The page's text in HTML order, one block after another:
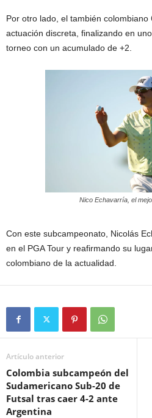
Por otro lado, el también colombiano
actuación discreta, finalizando en
torneo con un acumulado de +2.
Nico Echavarría, el
Con este subcampeonato, Nicolás
en el PGA Tour y reafirmando su
colombiano de la actualidad.
Artículo anterior
Colombia subcampeón del
Sudamericano Sub-20 de
Futsal tras caer 4-2 ante
Argentina